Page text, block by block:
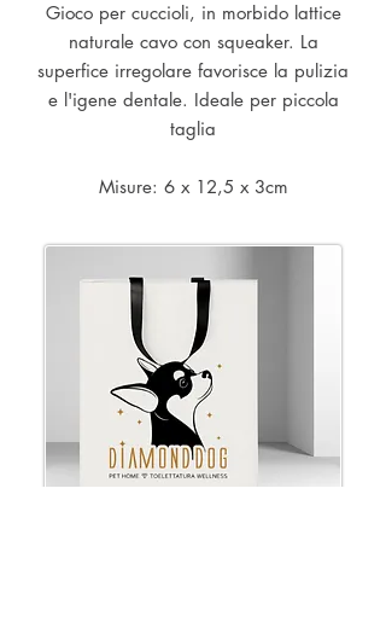
Gioco per cuccioli, in morbido lattice
naturale cavo con squeaker. La
superfice irregolare favorisce la pulizia
e l'igene dentale. Ideale per piccola
taglia
Misure: 6 x 12,5 x 3cm